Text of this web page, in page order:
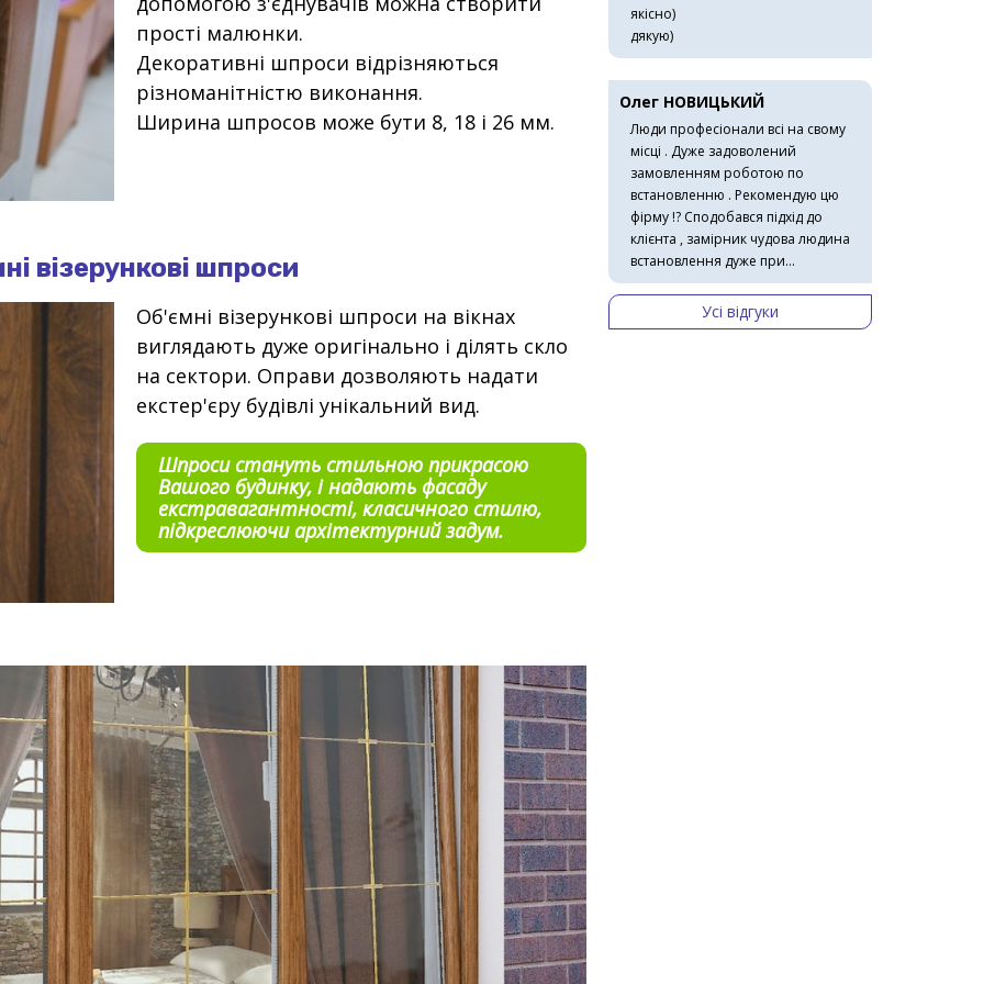
прості малюнки.
Декоративні шпроси відрізняються
різноманітністю виконання.
Ширина шпросов може бути 8, 18 і 26 мм.
візерункові шпроси
Об'ємні візерункові шпроси на вікнах
виглядають дуже оригінально і ділять скло
на сектори. Оправи дозволяють надати
екстер'єру будівлі унікальний вид.
Шпроси стануть стильною прикрасою
Вашого будинку, і надають фасаду
екстравагантності, класичного стилю,
підкреслюючи архітектурний задум.
якісно)
дякую)
Олег НОВИЦЬКИЙ
Люди професіонали всі на свому
місці . Дуже задоволений
замовленням роботою по
встановленню . Рекомендую цю
фірму !? Сподобався підхід до
клієнта , замірник чудова людина
встановлення дуже при...
Усі відгуки